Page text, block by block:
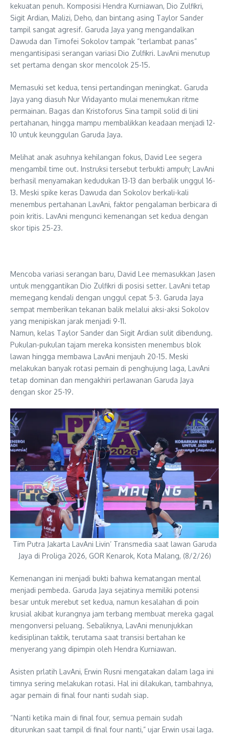
kekuatan penuh. Komposisi Hendra Kurniawan, Dio Zulfikri,
Sigit Ardian, Malizi, Deho, dan bintang asing Taylor Sander
tampil sangat agresif. Garuda Jaya yang mengandalkan
Dawuda dan Timofei Sokolov tampak “terlambat panas”
mengantisipasi serangan variasi Dio Zulfikri. LavAni menutup
set pertama dengan skor mencolok 25-15.
​Memasuki set kedua, tensi pertandingan meningkat. Garuda
Jaya yang diasuh Nur Widayanto mulai menemukan ritme
permainan. Bagas dan Kristoforus Sina tampil solid di lini
pertahanan, hingga mampu membalikkan keadaan menjadi 12-
10 untuk keunggulan Garuda Jaya.
Melihat anak asuhnya kehilangan fokus, David Lee segera
mengambil time out. Instruksi tersebut terbukti ampuh; LavAni
berhasil menyamakan kedudukan 13-13 dan berbalik unggul 16-
13. Meski spike keras Dawuda dan Sokolov berkali-kali
menembus pertahanan LavAni, faktor pengalaman berbicara di
poin kritis. LavAni mengunci kemenangan set kedua dengan
skor tipis 25-23.
Mencoba variasi serangan baru, David Lee memasukkan Jasen
untuk menggantikan Dio Zulfikri di posisi setter. LavAni tetap
memegang kendali dengan unggul cepat 5-3. Garuda Jaya
sempat memberikan tekanan balik melalui aksi-aksi Sokolov
yang menipiskan jarak menjadi 9-11.
Namun, kelas Taylor Sander dan Sigit Ardian sulit dibendung.
Pukulan-pukulan tajam mereka konsisten menembus blok
lawan hingga membawa LavAni menjauh 20-15. Meski
melakukan banyak rotasi pemain di penghujung laga, LavAni
tetap dominan dan mengakhiri perlawanan Garuda Jaya
dengan skor 25-19.
Tim Putra Jakarta LavAni Livin’ Transmedia saat lawan Garuda
Jaya di Proliga 2026, GOR Kenarok, Kota Malang, (8/2/26)
Kemenangan ini menjadi bukti bahwa kematangan mental
menjadi pembeda. Garuda Jaya sejatinya memiliki potensi
besar untuk merebut set kedua, namun kesalahan di poin
krusial akibat kurangnya jam terbang membuat mereka gagal
mengonversi peluang. Sebaliknya, LavAni menunjukkan
kedisiplinan taktik, terutama saat transisi bertahan ke
menyerang yang dipimpin oleh Hendra Kurniawan.
Asisten prlatih LavAni, Erwin Rusni mengatakan dalam laga ini
timnya sering melakukan rotasi. Hal ini dilakukan, tambahnya,
agar pemain di final four nanti sudah siap.
“Nanti ketika main di final four, semua pemain sudah
diturunkan saat tampil di final four nanti,” ujar Erwin usai laga.